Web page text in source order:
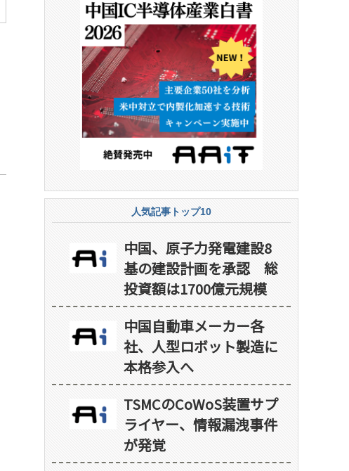
人気記事トップ10
中国、原子力発電建設8
基の建設計画を承認 総
投資額は1700億元規模
中国自動車メーカー各
社、人型ロボット製造に
本格参入へ
TSMCのCoWoS装置サプ
ライヤー、情報漏洩事件
が発覚